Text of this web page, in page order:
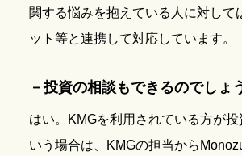
関する悩みを抱えている人に対して
ット等と連携して対応しています。
－投資の相談もできるのでしょ
はい。KMGを利用されている方が投
いう場合は、KMGの担当から